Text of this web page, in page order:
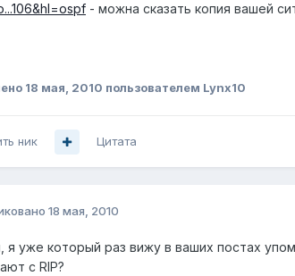
- можна сказать копия вашей
18 мая, 2010 пользователем Lynx10
ник Цитата
18 мая, 2010
я уже который раз вижу в ваших постах
с RIP?